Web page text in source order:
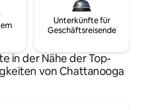
Unterkünfte für
Geschäftsreisende
in der Nähe der Top-
von Chattanooga